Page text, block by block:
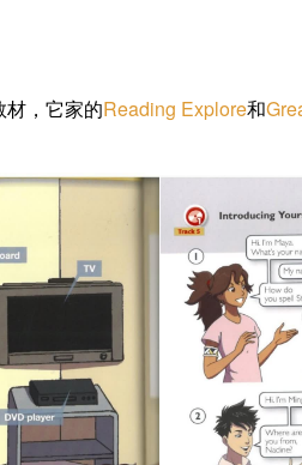
，它家的Reading Explore和